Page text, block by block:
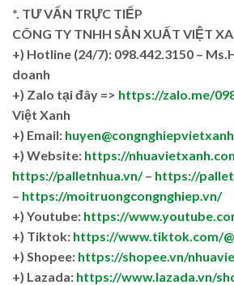
*. TƯ VẤN TRỰC TIẾP
CÔNG TY TNHH SẢN XUẤT VIỆT
+) Hotline (24/7): 098.442.3150 –
doanh
+) Zalo tại đây => https://zalo.me/
Việt Xanh
+) Email:
+) Website: https://
https://palletnhua.vn/– https://
– https://moitruongcongnghiep.vn/
+) Youtube: https://
+) Tiktok: https://www.tiktok.com/
+) Shopee: https://shopee.vn/
+) Lazada: https://www.lazada.vn/